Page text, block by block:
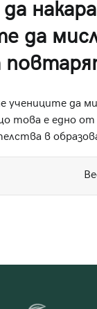
да
да
учениците да
това е едно от
в